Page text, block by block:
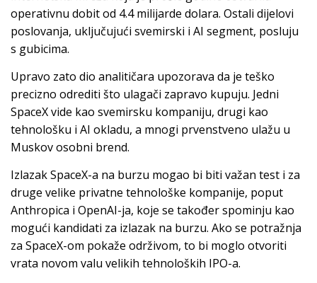
operativnu dobit od 4.4 milijarde dolara. Ostali dijelovi
poslovanja, uključujući svemirski i AI segment, posluju
s gubicima.
Upravo zato dio analitičara upozorava da je teško
precizno odrediti što ulagači zapravo kupuju. Jedni
SpaceX vide kao svemirsku kompaniju, drugi kao
tehnološku i AI okladu, a mnogi prvenstveno ulažu u
Muskov osobni brend.
Izlazak SpaceX-a na burzu mogao bi biti važan test i za
druge velike privatne tehnološke kompanije, poput
Anthropica i OpenAI-ja, koje se također spominju kao
mogući kandidati za izlazak na burzu. Ako se potražnja
za SpaceX-om pokaže održivom, to bi moglo otvoriti
vrata novom valu velikih tehnoloških IPO-a.